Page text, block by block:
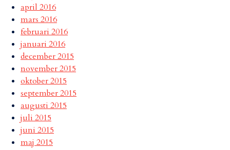
april 2016
mars 2016
februari 2016
januari 2016
december 2015
november 2015
oktober 2015
september 2015
augusti 2015
juli 2015
juni 2015
maj 2015